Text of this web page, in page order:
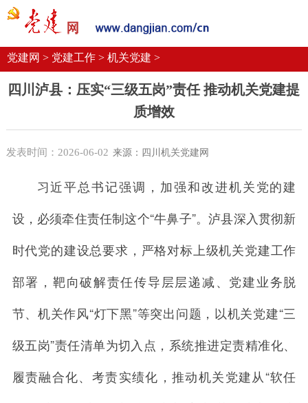
党建要闻
机关党建
校园党建 企业党建
党建网 > 党建工作 > 机关党建 >
四川泸县：压实“三级五岗”责任 推动机关党建提
质增效
发表时间：2026-06-02 来源：四川机关党建网
习近平总书记强调，加强和改进机关党的建
设，必须牵住责任制这个“牛鼻子”。泸县深入贯彻新
时代党的建设总要求，严格对标上级机关党建工作
部署，靶向破解责任传导层层递减、党建业务脱
节、机关作风“灯下黑”等突出问题，以机关党建“三
级五岗”责任清单为切入点，系统推进定责精准化、
履责融合化、考责实绩化，推动机关党建从“软任